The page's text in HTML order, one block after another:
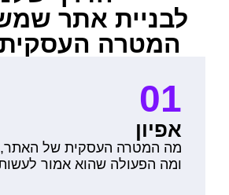
לבניית אתר
המטרה
01
אפיון
מה המטרה העסקית של
ומה הפעולה שהוא אמור